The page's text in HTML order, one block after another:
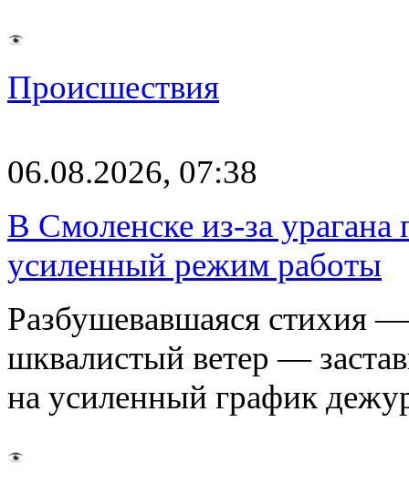
Происшествия
06.08.2026, 07:38
В Смоленске из-за
усиленный режим работы
Разбушевавшаяся стихия
шквалистый ветер —
на усиленный график